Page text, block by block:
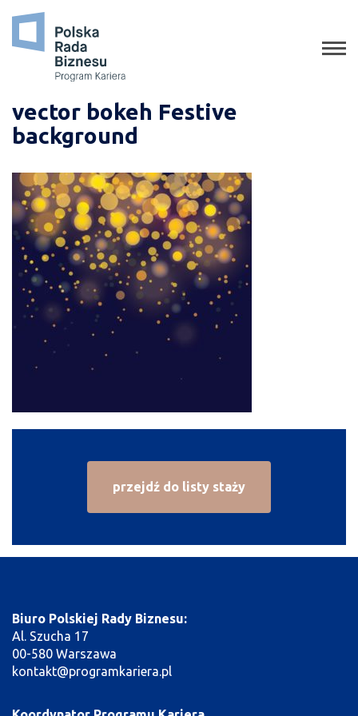
vector bokeh Festive
background
przejdź do listy staży
Biuro Polskiej Rady Biznesu:
Al. Szucha 17
00-580 Warszawa
kontakt@programkariera.pl
o programie
jak aplikować
staże
absolwenci
porady
gala
media o nas